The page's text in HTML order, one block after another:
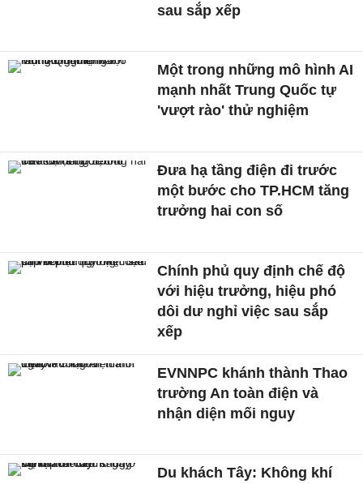
sau sắp xếp
Một trong những mô hình AI
mạnh nhất Trung Quốc tự
'vượt rào' thử nghiệm
Đưa hạ tầng điện đi trước
một bước cho TP.HCM tăng
trưởng hai con số
Chính phủ quy định chế độ
với hiệu trưởng, hiệu phó
dôi dư nghỉ việc sau sắp
xếp
EVNNPC khánh thành Thao
trường An toàn điện và
nhận diện mối nguy
Du khách Tây: Không khí